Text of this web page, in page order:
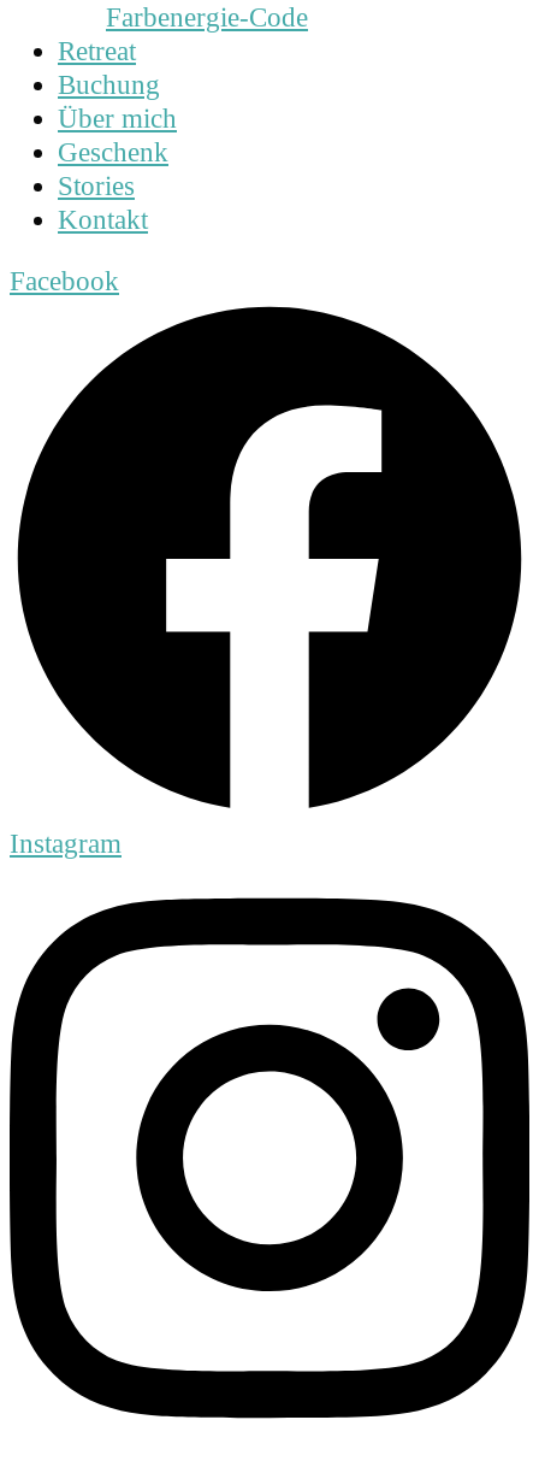
Farbenergie-Code
Retreat
Buchung
Über mich
Geschenk
Stories
Kontakt
Facebook
Instagram